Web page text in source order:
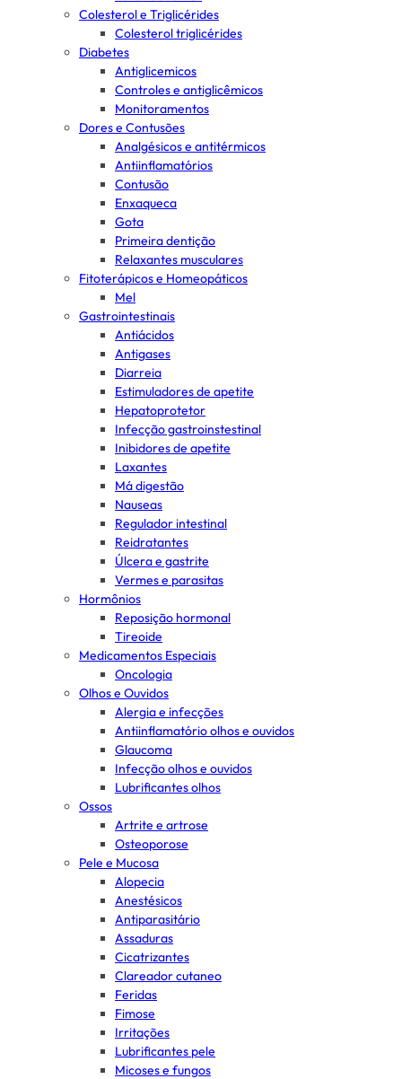
Colesterol e Triglicérides
Colesterol triglicérides
Diabetes
Antiglicemicos
Controles e antiglicêmicos
Monitoramentos
Dores e Contusões
Analgésicos e antitérmicos
Antiinflamatórios
Contusão
Enxaqueca
Gota
Primeira dentição
Relaxantes musculares
Fitoterápicos e Homeopáticos
Mel
Gastrointestinais
Antiácidos
Antigases
Diarreia
Estimuladores de apetite
Hepatoprotetor
Infecção gastroinstestinal
Inibidores de apetite
Laxantes
Má digestão
Nauseas
Regulador intestinal
Reidratantes
Úlcera e gastrite
Vermes e parasitas
Hormônios
Reposição hormonal
Tireoide
Medicamentos Especiais
Oncologia
Olhos e Ouvidos
Alergia e infecções
Antiinflamatório olhos e ouvidos
Glaucoma
Infecção olhos e ouvidos
Lubrificantes olhos
Ossos
Artrite e artrose
Osteoporose
Pele e Mucosa
Alopecia
Anestésicos
Antiparasitário
Assaduras
Cicatrizantes
Clareador cutaneo
Feridas
Fimose
Irritações
Lubrificantes pele
Micoses e fungos